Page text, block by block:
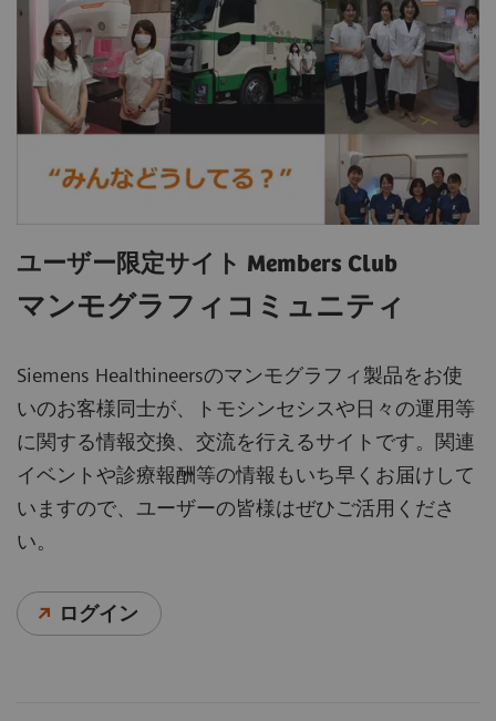
ユーザー限定サイト Members Club
マンモグラフィコミュニティ
Siemens Healthineersのマンモグラフィ製品をお使
いのお客様同士が、トモシンセシスや日々の運用等
に関する情報交換、交流を行えるサイトです。関連
イベントや診療報酬等の情報もいち早くお届けして
いますので、ユーザーの皆様はぜひご活用くださ
い。
ログイン